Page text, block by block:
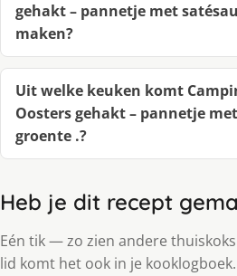
gehakt – pannetje met
maken?
Uit welke keuken komt
Oosters gehakt – pannetje
groente .?
Heb je dit recept
Eén tik — zo zien andere
lid komt het ook in je kooklogboek.